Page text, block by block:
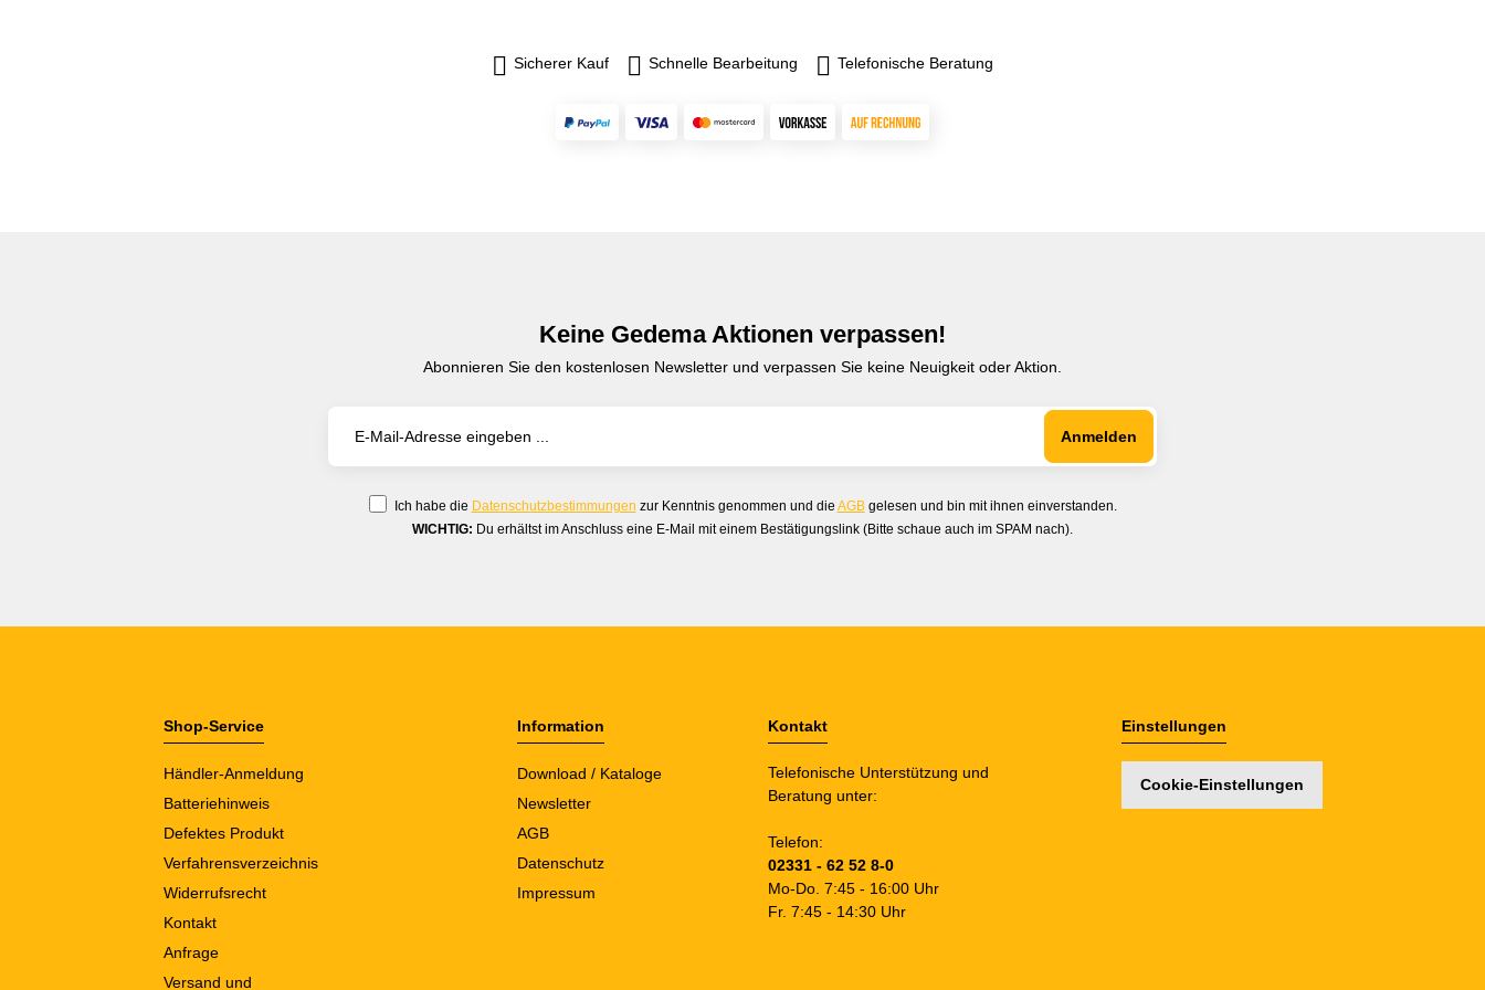
Sicherer Kauf Schnelle Bearbeitung Telefonische Beratung
Keine Gedema Aktionen verpassen!
Abonnieren Sie den kostenlosen Newsletter und verpassen Sie keine Neuigkeit oder Aktion.
Ich habe die Datenschutzbestimmungen zur Kenntnis genommen und die AGBgelesen und bin mit ihnen einverstanden.
WICHTIG: Du erhältst im Anschluss eine E-Mail mit einem Bestätigungslink (Bitte schaue auch im SPAM nach).
Shop-Service
Händler-Anmeldung
Batteriehinweis
Defektes Produkt
Verfahrensverzeichnis
Widerrufsrecht
Kontakt
Anfrage
Versand und
Information
Download / Kataloge
Newsletter
AGB
Datenschutz
Impressum
Kontakt
Telefonische Unterstützung und
Beratung unter:
Telefon:
02331 - 62 52 8-0
Mo-Do. 7:45 - 16:00 Uhr
Fr. 7:45 - 14:30 Uhr
Einstellungen
Cookie-Einstellungen